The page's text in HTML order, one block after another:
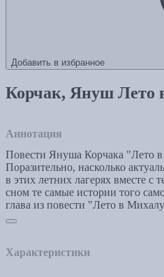
Добавить в избранное
Корчак, Януш Лето
Аннотация
Повести Януша Корчака "Лето
Поразительно, насколько
в этих летних лагерях вместе с
сном те самые истории того
глава из повести "Лето в
Характеристики